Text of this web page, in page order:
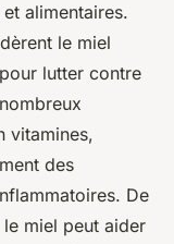
alimentaires.
le miel
lutter contre
vitamines,
des
De
miel peut aider